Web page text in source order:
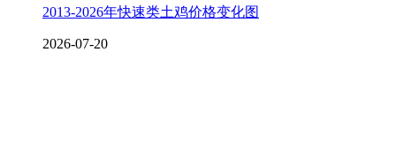
2013-2026年快速类土鸡价格变化图
2026-07-20